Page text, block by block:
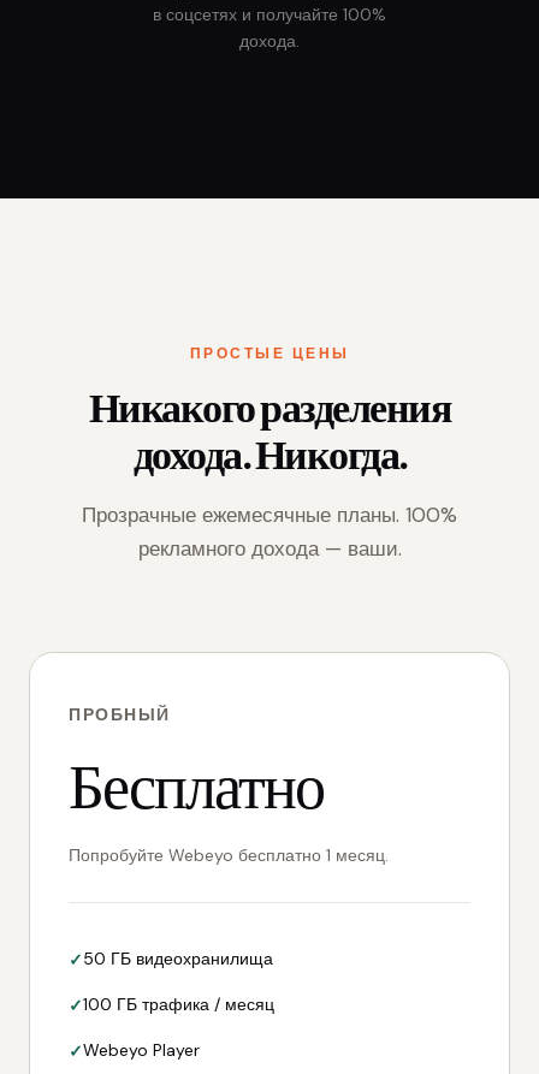
в соцсетях и получайте 100%
дохода.
ПРОСТЫЕ ЦЕНЫ
Никакого разделения
дохода. Никогда.
Прозрачные ежемесячные планы. 100%
рекламного дохода — ваши.
ПРОБНЫЙ
Бесплатно
Попробуйте Webeyo бесплатно 1 месяц.
50 ГБ видеохранилища
100 ГБ трафика / месяц
Webeyo Player